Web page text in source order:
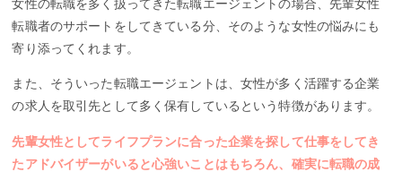
女性の転職を多く扱ってきた転職エージェントの場合、先輩女性
転職者のサポートをしてきている分、そのような女性の悩みにも
寄り添ってくれます。
また、そういった転職エージェントは、女性が多く活躍する企業
の求人を取引先として多く保有しているという特徴があります。
先輩女性としてライフプランに合った企業を探して仕事をしてき
たアドバイザーがいると心強いことはもちろん、確実に転職の成